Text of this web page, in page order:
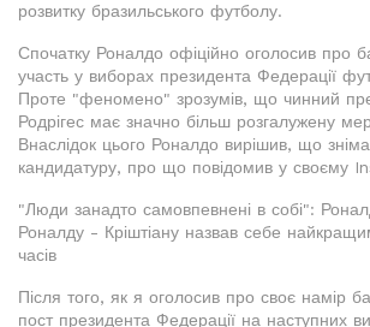
розвитку бразильського футболу.
Спочатку Роналдо офіційно оголосив про
участь у виборах президента Федерації
Проте "феномено" зрозумів, що чинний
Родрігес має значно більш розгалужену
Внаслідок цього Роналдо вирішив, що
кандидатуру, про що повідомив у своєму
"Люди занадто самовпевнені в собі":
Роналду - Кріштіану назвав себе
часів
Після того, як я оголосив про своє намір
пост президента Федерації на наступних